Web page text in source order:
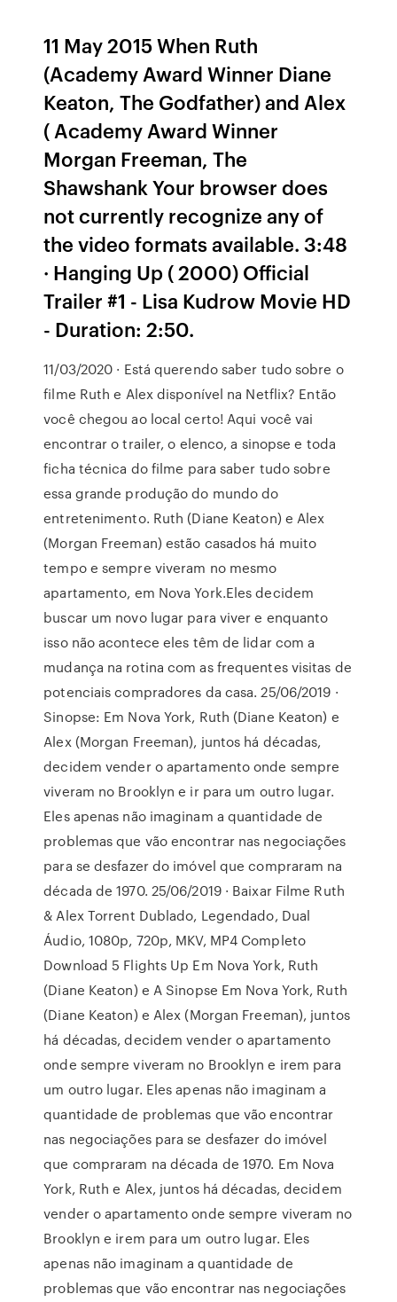
11 May 2015 When Ruth
(Academy Award Winner Diane
Keaton, The Godfather) and Alex
( Academy Award Winner
Morgan Freeman, The
Shawshank Your browser does
not currently recognize any of
the video formats available. 3:48
· Hanging Up ( 2000) Official
Trailer #1 - Lisa Kudrow Movie HD
- Duration: 2:50.
11/03/2020 · Está querendo saber tudo sobre o
filme Ruth e Alex disponível na Netflix? Então
você chegou ao local certo! Aqui você vai
encontrar o trailer, o elenco, a sinopse e toda
ficha técnica do filme para saber tudo sobre
essa grande produção do mundo do
entretenimento. Ruth (Diane Keaton) e Alex
(Morgan Freeman) estão casados há muito
tempo e sempre viveram no mesmo
apartamento, em Nova York.Eles decidem
buscar um novo lugar para viver e enquanto
isso não acontece eles têm de lidar com a
mudança na rotina com as frequentes visitas de
potenciais compradores da casa. 25/06/2019 ·
Sinopse: Em Nova York, Ruth (Diane Keaton) e
Alex (Morgan Freeman), juntos há décadas,
decidem vender o apartamento onde sempre
viveram no Brooklyn e ir para um outro lugar.
Eles apenas não imaginam a quantidade de
problemas que vão encontrar nas negociações
para se desfazer do imóvel que compraram na
década de 1970. 25/06/2019 · Baixar Filme Ruth
& Alex Torrent Dublado, Legendado, Dual
Áudio, 1080p, 720p, MKV, MP4 Completo
Download 5 Flights Up Em Nova York, Ruth
(Diane Keaton) e A Sinopse Em Nova York, Ruth
(Diane Keaton) e Alex (Morgan Freeman), juntos
há décadas, decidem vender o apartamento
onde sempre viveram no Brooklyn e irem para
um outro lugar. Eles apenas não imaginam a
quantidade de problemas que vão encontrar
nas negociações para se desfazer do imóvel
que compraram na década de 1970. Em Nova
York, Ruth e Alex, juntos há décadas, decidem
vender o apartamento onde sempre viveram no
Brooklyn e irem para um outro lugar. Eles
apenas não imaginam a quantidade de
problemas que vão encontrar nas negociações